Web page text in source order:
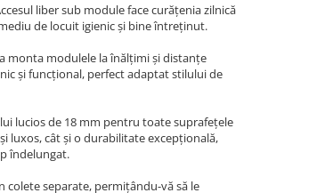
liber sub module face curățenia zilnică
de locuit igienic și bine întreținut.
monta modulele la înălțimi și distanțe
și funcțional, perfect adaptat stilului de
lucios de 18 mm pentru toate suprafețele
luxos, cât și o durabilitate excepțională,
îndelungat.
colete separate, permițându-vă să le